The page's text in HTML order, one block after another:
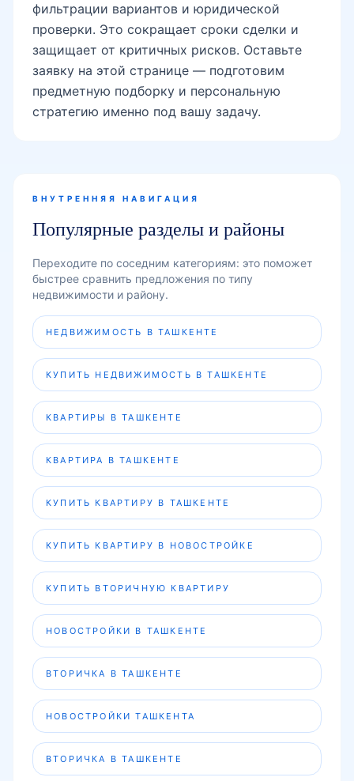
фильтрации вариантов и юридической
проверки. Это сокращает сроки сделки и
защищает от критичных рисков. Оставьте
заявку на этой странице — подготовим
предметную подборку и персональную
стратегию именно под вашу задачу.
ВНУТРЕННЯЯ НАВИГАЦИЯ
Популярные разделы и районы
Переходите по соседним категориям: это поможет
быстрее сравнить предложения по типу
недвижимости и району.
НЕДВИЖИМОСТЬ В ТАШКЕНТЕ
КУПИТЬ НЕДВИЖИМОСТЬ В ТАШКЕНТЕ
КВАРТИРЫ В ТАШКЕНТЕ
КВАРТИРА В ТАШКЕНТЕ
КУПИТЬ КВАРТИРУ В ТАШКЕНТЕ
КУПИТЬ КВАРТИРУ В НОВОСТРОЙКЕ
КУПИТЬ ВТОРИЧНУЮ КВАРТИРУ
НОВОСТРОЙКИ В ТАШКЕНТЕ
ВТОРИЧКА В ТАШКЕНТЕ
НОВОСТРОЙКИ ТАШКЕНТА
ВТОРИЧКА В ТАШКЕНТЕ